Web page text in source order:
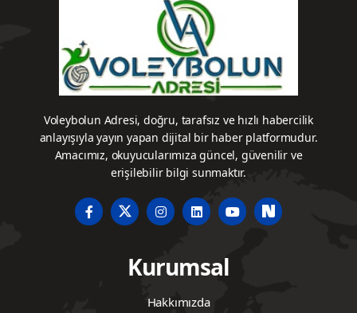
Voleybolun Adresi, doğru, tarafsız ve hızlı habercilik
anlayışıyla yayın yapan dijital bir haber platformudur.
Amacımız, okuyucularımıza güncel, güvenilir ve
erişilebilir bilgi sunmaktır.
Kurumsal
Hakkımızda